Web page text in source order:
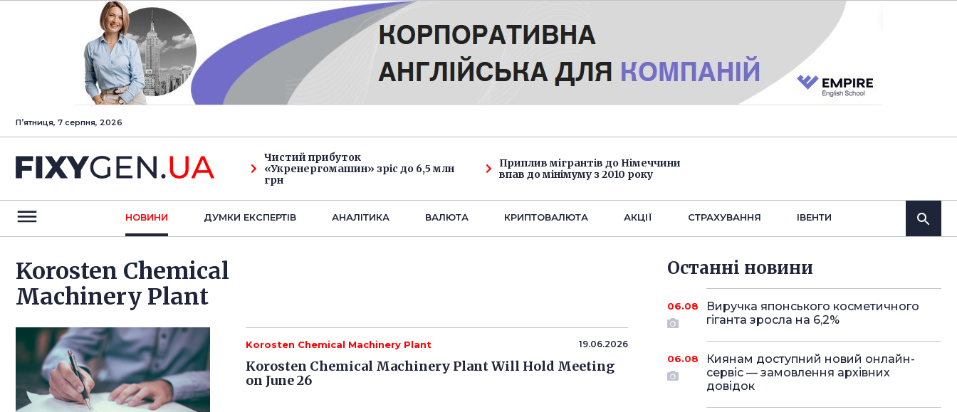
Пʼятниця, 7 серпня, 2026
Чистий прибуток
«Укренергомашин» зріс до 6,5 млн
грн
Приплив мігрантів до Німеччини
впав до мінімуму з 2010 року
НОВИНИ ДУМКИ ЕКСПЕРТIВ АНАЛIТИКА ВАЛЮТА КРИПТОВАЛЮТА АКЦІЇ СТРАХУВАННЯ IВЕНТИ
Korosten Chemical
Machinery Plant
Korosten Chemical Machinery Plant 19.06.2026
Korosten Chemical Machinery Plant Will Hold Meeting
on June 26
Останнi новини
06.08
Виручка японського косметичного
гіганта зросла на 6,2%
06.08
Киянам доступний новий онлайн-
сервіс — замовлення архівних
довідок